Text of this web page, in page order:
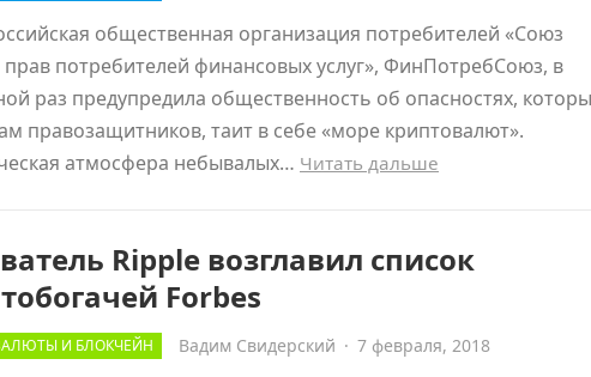
общественная организация потребителей «Союз
потребителей финансовых услуг», ФинПотребСоюз, в
раз предупредила общественность об опасностях,
правозащитников, таит в себе «море криптовалют».
атмосфера небывалых… Читать дальше
Ripple возглавил список
Forbes
И БЛОКЧЕЙН Вадим Свидерский · 7 февраля, 2018